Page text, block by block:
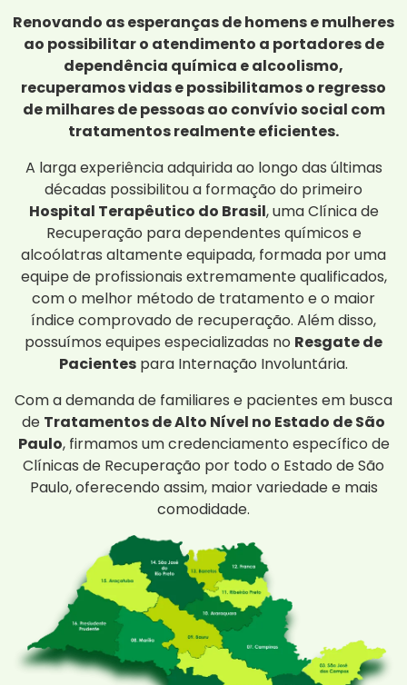
Renovando as esperanças de homens e mulheres
ao possibilitar o atendimento a portadores de
dependência química e alcoolismo,
recuperamos vidas e possibilitamos o regresso
de milhares de pessoas ao convívio social com
tratamentos realmente eficientes.
A larga experiência adquirida ao longo das últimas
décadas possibilitou a formação do primeiro
Hospital Terapêutico do Brasil, uma Clínica de
Recuperação para dependentes químicos e
alcoólatras altamente equipada, formada por uma
equipe de profissionais extremamente qualificados,
com o melhor método de tratamento e o maior
índice comprovado de recuperação. Além disso,
possuímos equipes especializadas no Resgate de
Pacientes para Internação Involuntária.
Com a demanda de familiares e pacientes em busca
de Tratamentos de Alto Nível no Estado de São
Paulo, firmamos um credenciamento específico de
Clínicas de Recuperação por todo o Estado de São
Paulo, oferecendo assim, maior variedade e mais
comodidade.